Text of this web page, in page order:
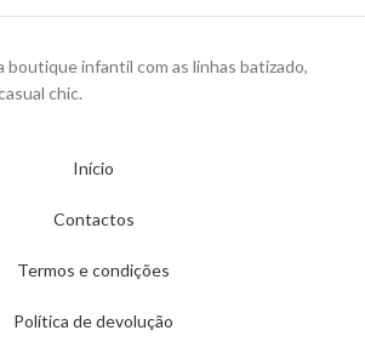
boutique infantil com as linhas batizado,
chic.
Início
Contactos
Termos e condições
Política de devolução